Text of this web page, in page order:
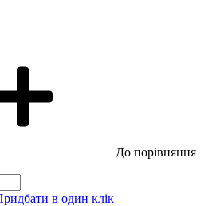
До порівняння
в один клік